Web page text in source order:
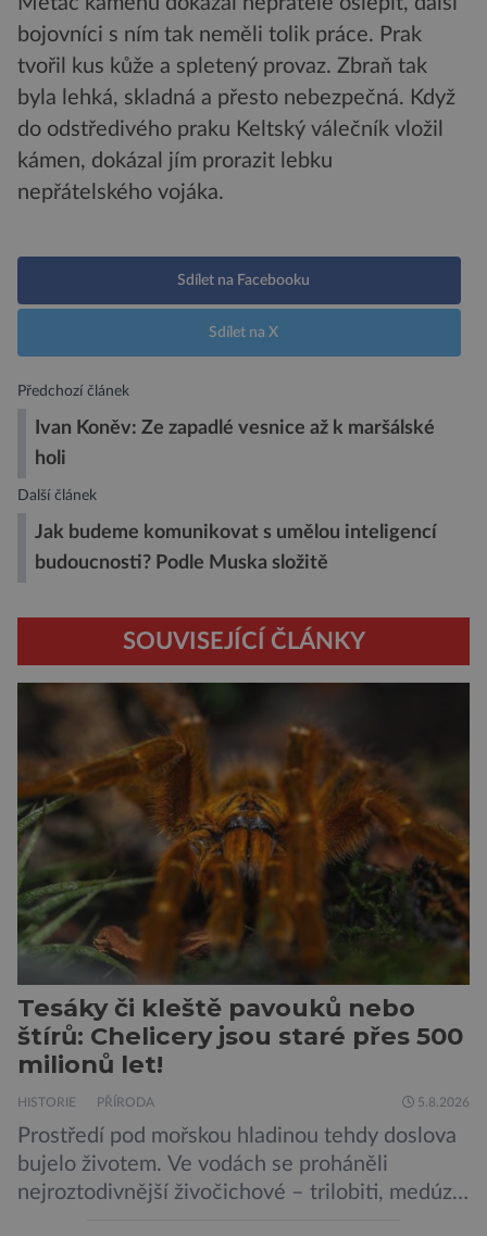
bojovníci s ním tak neměli tolik práce. Prak
tvořil kus kůže a spletený provaz. Zbraň tak
byla lehká, skladná a přesto nebezpečná. Když
do odstředivého praku Keltský válečník vložil
kámen, dokázal jím prorazit lebku
nepřátelského vojáka.
Sdílet na Facebooku
Sdílet na X
Předchozí článek
Ivan Koněv: Ze zapadlé vesnice až k maršálské
holi
Další článek
Jak budeme komunikovat s umělou inteligencí
budoucnosti? Podle Muska složitě
SOUVISEJÍCÍ ČLÁNKY
Tesáky či kleště pavouků nebo
štírů: Chelicery jsou staré přes 500
milionů let!
HISTORIE PŘÍRODA 5.8.2026
Prostředí pod mořskou hladinou tehdy doslova
bujelo životem. Ve vodách se proháněli
nejroztodivnější živočichové – trilobiti, medúzy